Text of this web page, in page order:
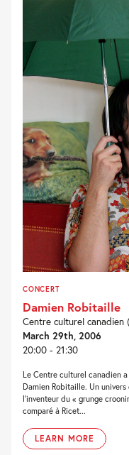
CONCERT
Damien Robitaille
Centre culturel canadien
March 29th, 2006
20:00 - 21:30
Le Centre culturel canadien
Damien Robitaille. Un
l’inventeur du « grunge
comparé à Ricet...
LEARN MORE